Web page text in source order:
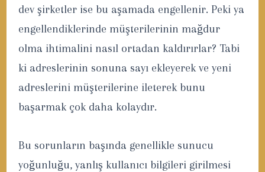
dev şirketler ise bu aşamada engellenir. Peki ya
engellendiklerinde müşterilerinin mağdur
olma ihtimalini nasıl ortadan kaldırırlar? Tabi
ki adreslerinin sonuna sayı ekleyerek ve yeni
adreslerini müşterilerine ileterek bunu
başarmak çok daha kolaydır.
Bu sorunların başında genellikle sunucu
yoğunluğu, yanlış kullanıcı bilgileri girilmesi